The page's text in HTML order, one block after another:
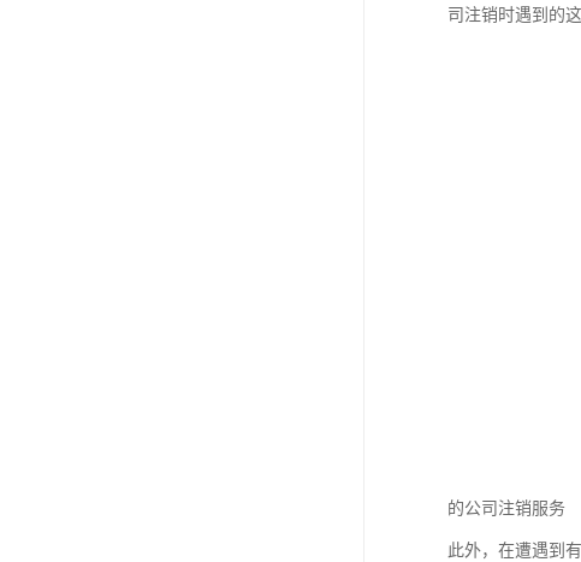
司注销时遇到的
的公司注销服务
此外，在遭遇到